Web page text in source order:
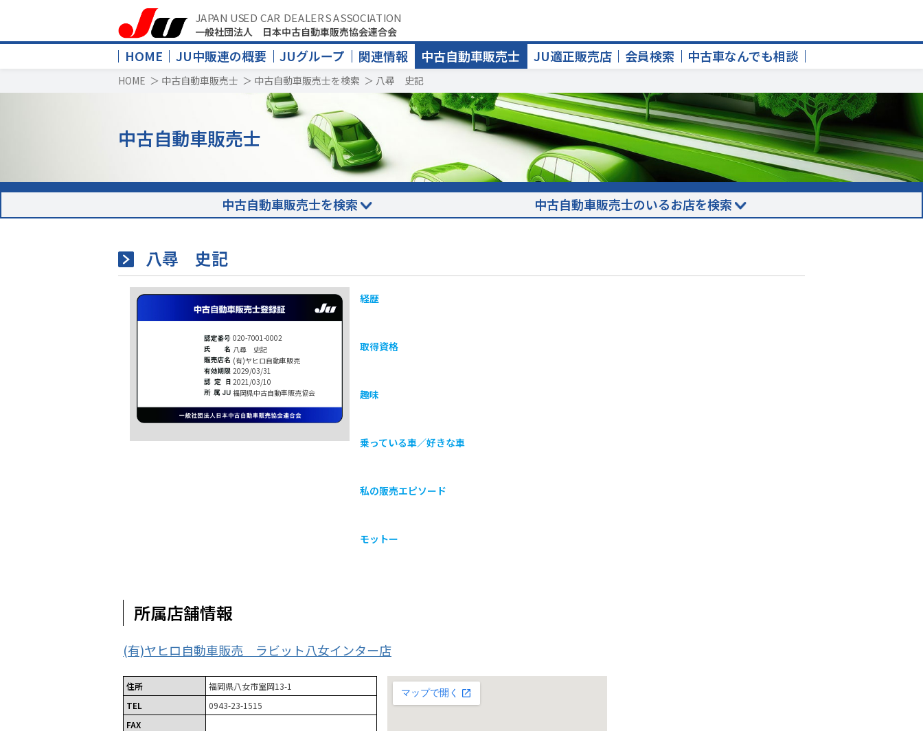
JAPAN USED CAR DEALERS ASSOCIATION
一般社団法人 日本中古自動車販売協会連合会
HOME JU中販連の概要 JUグループ 関連情報 中古自動車販売士 JU適正販売店 会員検索 中古車なんでも相談
HOME ＞ 中古自動車販売士 ＞ 中古自動車販売士を検索 ＞ 八尋 史記
中古自動車販売士
中古自動車販売士を検索 中古自動車販売士のいるお店を検索
八尋 史記
020-7001-0002
八尋 史記
(有)ヤヒロ自動車販売
2029/03/31
2021/03/10
福岡県中古自動車販売協会
経歴
取得資格
趣味
乗っている車／好きな車
私の販売エピソード
モットー
所属店舗情報
(有)ヤヒロ自動車販売 ラビット八女インター店
住所
福岡県八女市室岡13-1
TEL
0943-23-1515
FAX